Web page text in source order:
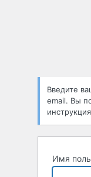
Введите
email. Вы
Имя